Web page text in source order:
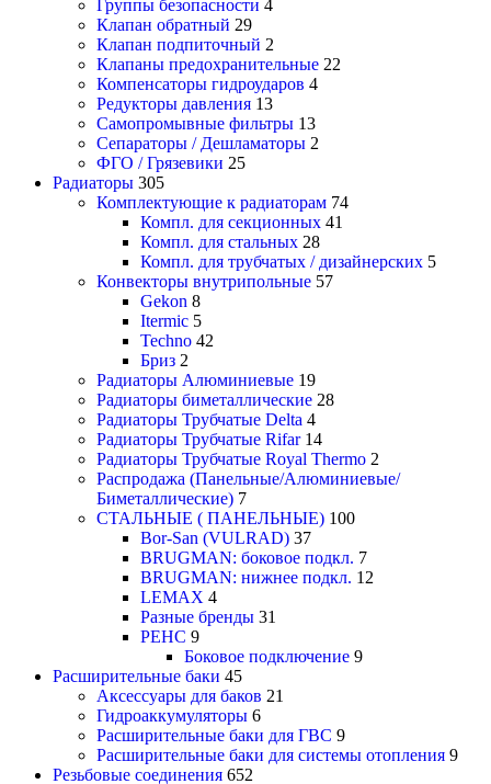
Группы безопасности 4
Клапан обратный 29
Клапан подпиточный 2
Клапаны предохранительные 22
Компенсаторы гидроударов 4
Редукторы давления 13
Самопромывные фильтры 13
Сепараторы / Дешламаторы 2
ФГО / Грязевики 25
Радиаторы 305
Комплектующие к радиаторам 74
Компл. для секционных 41
Компл. для стальных 28
Компл. для трубчатых / дизайнерских 5
Конвекторы внутрипольные 57
Gekon 8
Itermic 5
Techno 42
Бриз 2
Радиаторы Алюминиевые 19
Радиаторы биметаллические 28
Радиаторы Трубчатые Delta 4
Радиаторы Трубчатые Rifar 14
Радиаторы Трубчатые Royal Thermo 2
Распродажа (Панельные/Алюминиевые/
Биметаллические) 7
СТАЛЬНЫЕ ( ПАНЕЛЬНЫЕ) 100
Bor-San (VULRAD) 37
BRUGMAN: боковое подкл. 7
BRUGMAN: нижнее подкл. 12
LEMAX 4
Разные бренды 31
РЕНС 9
Боковое подключение 9
Расширительные баки 45
Аксессуары для баков 21
Гидроаккумуляторы 6
Расширительные баки для ГВС 9
Расширительные баки для системы отопления 9
Резьбовые соединения 652